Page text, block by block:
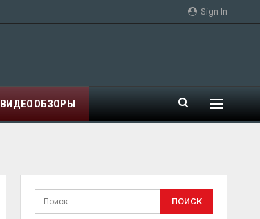
Sign In
ВИДЕООБЗОРЫ